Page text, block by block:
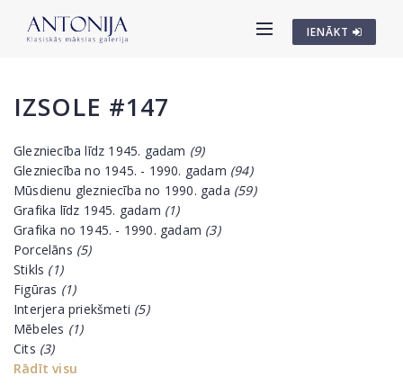
IENĀKT
IZSOLE #147
Glezniecība līdz 1945. gadam (9)
Glezniecība no 1945. - 1990. gadam (94)
Mūsdienu glezniecība no 1990. gada (59)
Grafika līdz 1945. gadam (1)
Grafika no 1945. - 1990. gadam (3)
Porcelāns (5)
Stikls (1)
Figūras (1)
Interjera priekšmeti (5)
Mēbeles (1)
Cits (3)
Rādīt visu